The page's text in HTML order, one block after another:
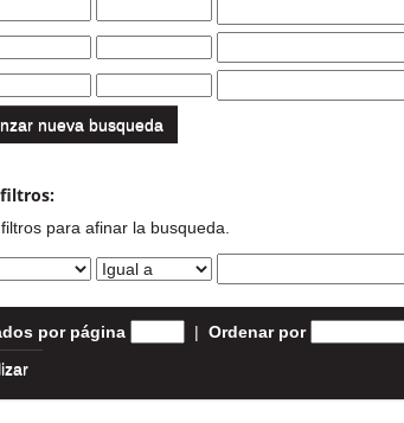
nueva busqueda
para afinar la busqueda.
por página | Ordenar por